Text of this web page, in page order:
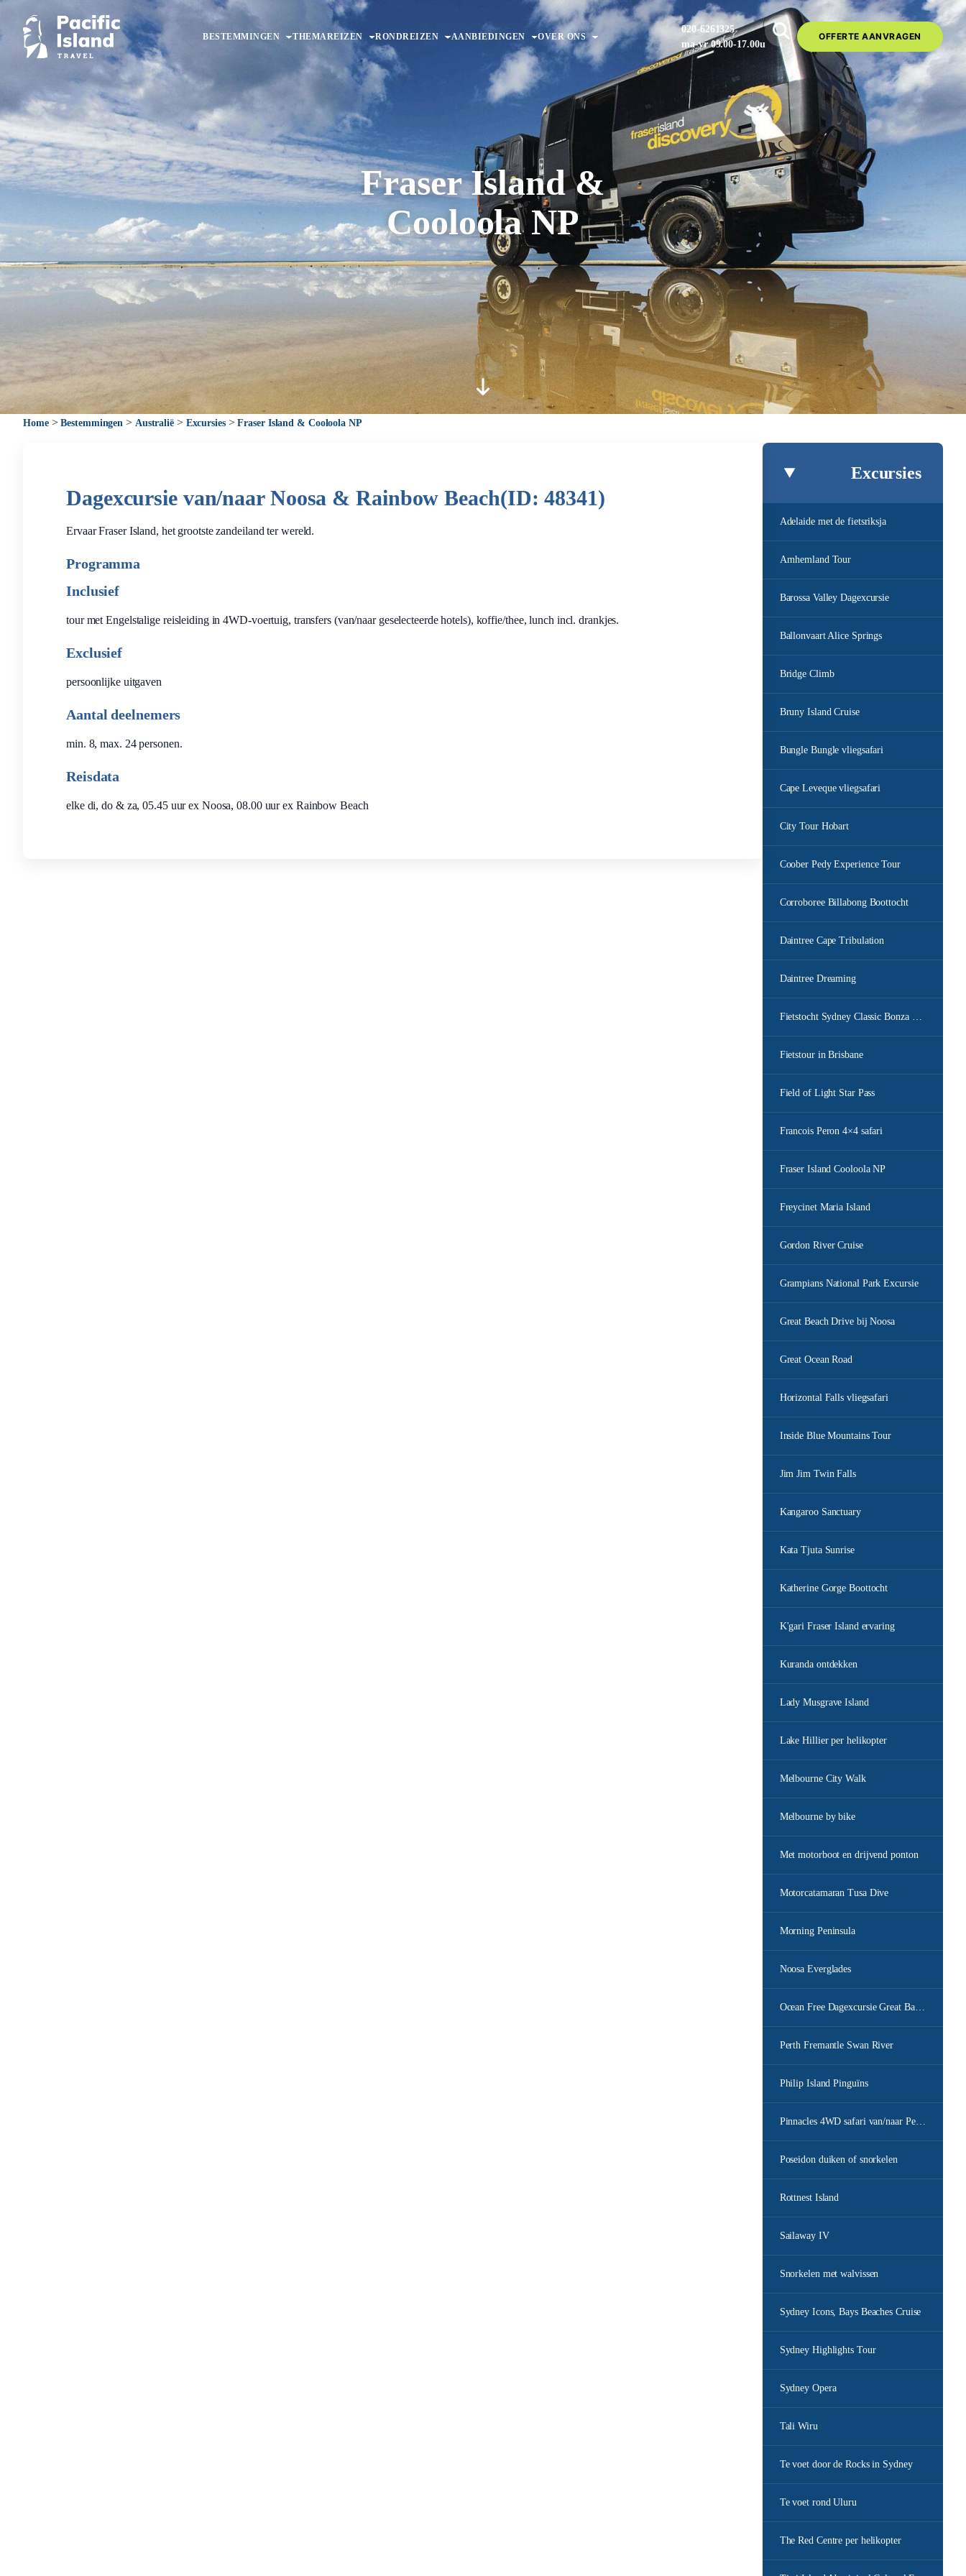
de
inhoud
BESTEMMINGEN THEMAREIZEN RONDREIZEN AANBIEDINGEN OVER ONS
020-6261325
ma-vr 09.00-17.00u
OFFERTE AANVRAGEN
Fraser Island &
Cooloola NP
Home>Bestemmingen > Australië> Excursies>Fraser Island & Cooloola NP
Excursies
Adelaide met de fietsriksja
Arnhemland Tour
Barossa Valley Dagexcursie
Ballonvaart Alice Springs
Bridge Climb
Bruny Island Cruise
Bungle Bungle vliegsafari
Cape Leveque vliegsafari
City Tour Hobart
Coober Pedy Experience Tour
Corroboree Billabong Boottocht
Daintree Cape Tribulation
Daintree Dreaming
Fietstocht Sydney Classic Bonza Bike
Fietstour in Brisbane
Field of Light Star Pass
Francois Peron 4×4 safari
Fraser Island Cooloola NP
Freycinet Maria Island
Gordon River Cruise
Grampians National Park Excursie
Great Beach Drive bij Noosa
Great Ocean Road
Horizontal Falls vliegsafari
Inside Blue Mountains Tour
Jim Jim Twin Falls
Kangaroo Sanctuary
Kata Tjuta Sunrise
Katherine Gorge Boottocht
K'gari Fraser Island ervaring
Kuranda ontdekken
Lady Musgrave Island
Lake Hillier per helikopter
Melbourne City Walk
Melbourne by bike
Met motorboot en drijvend ponton
Motorcatamaran Tusa Dive
Morning Peninsula
Noosa Everglades
Ocean Free Dagexcursie Great Barrier Reef
Perth Fremantle Swan River
Philip Island Pinguïns
Pinnacles 4WD safari van/naar Perth
Poseidon duiken of snorkelen
Rottnest Island
Sailaway IV
Snorkelen met walvissen
Sydney Icons, Bays Beaches Cruise
Sydney Highlights Tour
Sydney Opera
Tali Wiru
Te voet door de Rocks in Sydney
Te voet rond Uluru
The Red Centre per helikopter
Dagexcursie van/naar Noosa & Rainbow Beach(ID: 48341)
Ervaar Fraser Island, het grootste zandeiland ter wereld.
Programma
Inclusief
tour met Engelstalige reisleiding in 4WD-voertuig, transfers (van/naar geselecteerde hotels), koffie/thee, lunch incl. drankjes.
Exclusief
persoonlijke uitgaven
Aantal deelnemers
min. 8, max. 24 personen.
Reisdata
elke di, do & za, 05.45 uur ex Noosa, 08.00 uur ex Rainbow Beach